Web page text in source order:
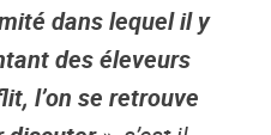
dans lequel il y
des éleveurs
l’on se retrouve